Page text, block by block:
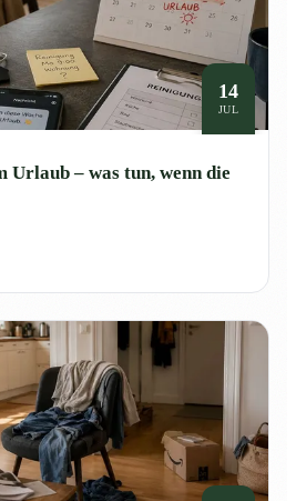
14
JUL
Urlaub – was tun, wenn die